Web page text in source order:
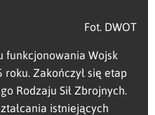
Fot. DWOT
funkcjonowania Wojsk
Zakończył się etap
Rodzaju Sił Zbrojnych.
istniejących